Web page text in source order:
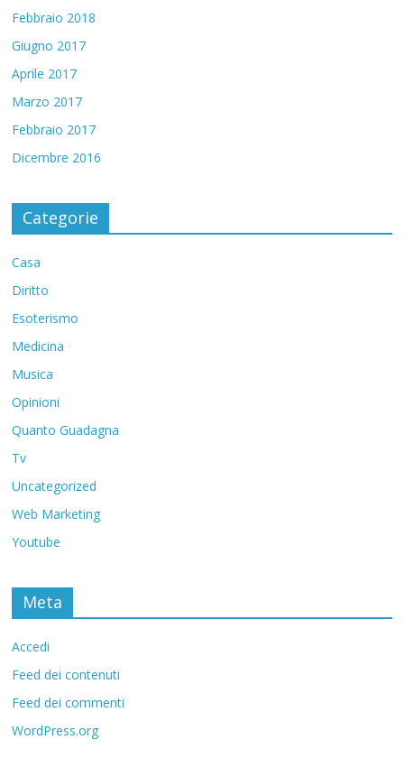
Febbraio 2018
Giugno 2017
Aprile 2017
Marzo 2017
Febbraio 2017
Dicembre 2016
Categorie
Casa
Diritto
Esoterismo
Medicina
Musica
Opinioni
Quanto Guadagna
Tv
Uncategorized
Web Marketing
Youtube
Meta
Accedi
Feed dei contenuti
Feed dei commenti
WordPress.org